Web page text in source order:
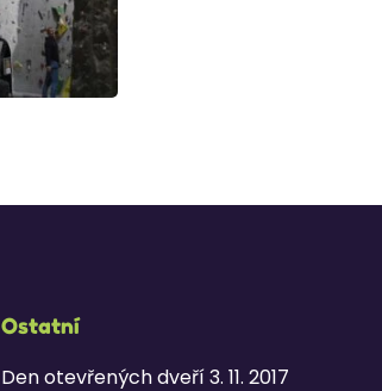
Ostatní
Den otevřených dveří 3. 11. 2017